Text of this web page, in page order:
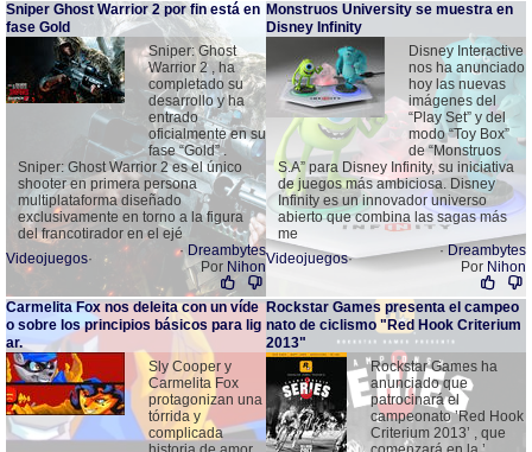
Sniper Ghost Warrior 2 por fin está en
fase Gold
Sniper: Ghost
Warrior 2 , ha
completado su
desarrollo y ha
entrado
oficialmente en su
fase “Gold” .
Sniper: Ghost Warrior 2 es el único
shooter en primera persona
multiplataforma diseñado
exclusivamente en torno a la figura
del francotirador en el ejé
Videojuegos· · Dreambytes
Por Nihon
Monstruos University se muestra en
Disney Infinity
Disney Interactive
nos ha anunciado
hoy las nuevas
imágenes del
“Play Set” y del
modo “Toy Box”
de “Monstruos
S.A” para Disney Infinity, su iniciativa
de juegos más ambiciosa. Disney
Infinity es un innovador universo
abierto que combina las sagas más
me
Videojuegos· ·Dreambytes
Por Nihon
Carmelita Fox nos deleita con un víde
o sobre los principios básicos para lig
ar.
Sly Cooper y
Carmelita Fox
protagonizan una
tórrida y
complicada
Rockstar Games presenta el campeo
nato de ciclismo "Red Hook Criterium
2013"
Rockstar Games ha
anunciado que
patrocinará el
campeonato ’Red Hook
Criterium 2013’ , que